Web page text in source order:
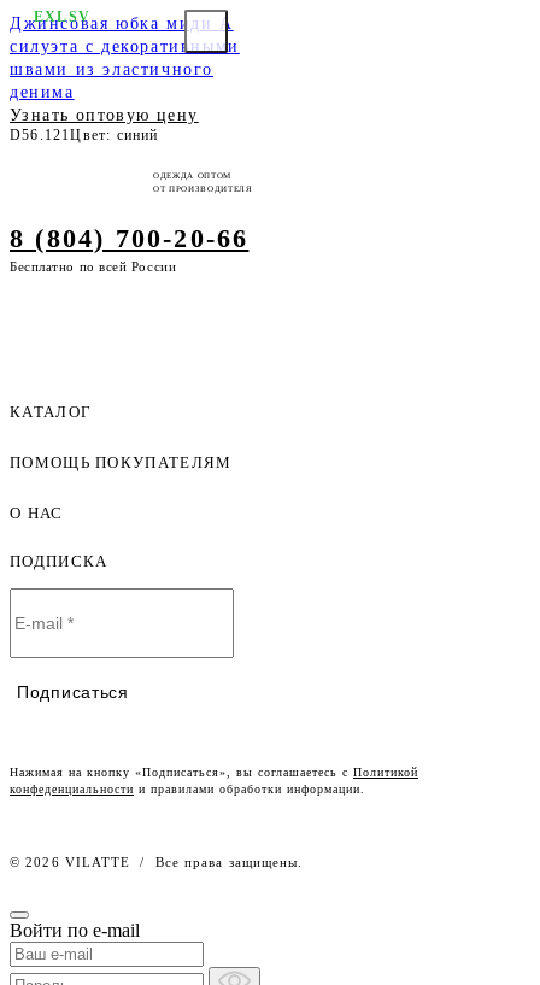
Джинсовая юбка миди А
силуэта с декоративными
швами из эластичного
денима
Узнать оптовую цену
D56.121Цвет: синий
EXLSV
ОДЕЖДА ОПТОМ
ОТ ПРОИЗВОДИТЕЛЯ
8 (804) 700-20-66
Бесплатно по всей России
КАТАЛОГ
Женская одежда оптом
Мужская одежда оптом
ПОМОЩЬ ПОКУПАТЕЛЯМ
Оплата и доставка
Договор-оферта
Условия сотрудничества
О НАС
Lookbook
Работа в компании
ПОДПИСКА
Подписаться
Нажимая на кнопку «Подписаться», вы соглашаетесь с Политикой
конфеденциальности и правилами обработки информации.
© 2026 VILATTE / Все права защищены.
Войти по e-mail